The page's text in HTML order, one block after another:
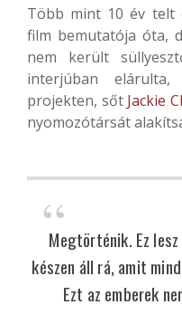
Több mint 10 év telt
film bemutatója óta,
nem került
interjúban
projekten, sőt Jackie
nyomozótársát
Megtörténik. Ez
készen áll rá, amit
Ezt az emberek